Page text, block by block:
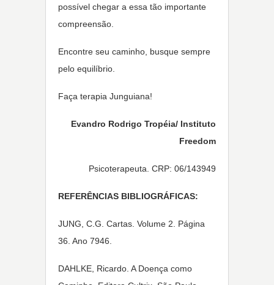
possível chegar a essa tão importante
compreensão.
Encontre seu caminho, busque sempre
pelo equilíbrio.
Faça terapia Junguiana!
Evandro Rodrigo Tropéia/ Instituto
Freedom
Psicoterapeuta. CRP: 06/143949
REFERÊNCIAS BIBLIOGRÁFICAS:
JUNG, C.G. Cartas. Volume 2. Página
36. Ano 7946.
DAHLKE, Ricardo. A Doença como